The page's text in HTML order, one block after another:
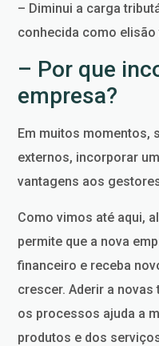
– Diminui a carga
conhecida como elisão
– Por que
empresa?
Em muitos momentos,
externos, incorporar
vantagens aos
Como vimos até aqui,
permite que a nova
financeiro e receba
crescer. Aderir a
os processos ajuda a
produtos e dos